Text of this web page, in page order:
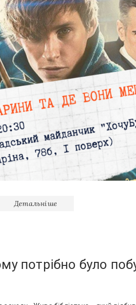
Детальніше
потрібно було